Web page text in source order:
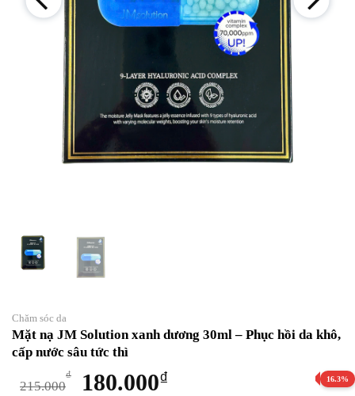
Chăm sóc da
Mặt nạ JM Solution xanh dương 30ml – Phục hồi da khô,
cấp nước sâu tức thì
215.000
₫
Giá
180.000₫ 16.3%